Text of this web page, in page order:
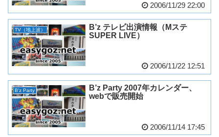
2006/11/29 22:00
TV（地上波）
B’z テレビ出演情報（Mステ
SUPER LIVE）
2006/11/22 12:51
B'z Party
B’z Party 2007年カレンダー、
webで販売開始
2006/11/14 17:45